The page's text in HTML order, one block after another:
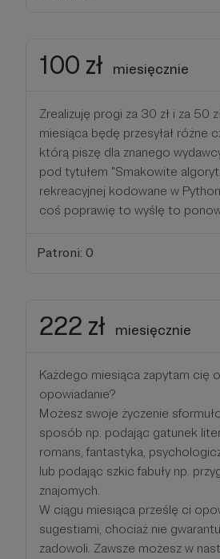
100 zł miesięcznie
Zrealizuję progi za 30 zł i za 50
miesiąca będę przesyłał różne
którą piszę dla znanego
pod tytułem "Smakowite
rekreacyjnej kodowane w
coś poprawię to wyślę to
Patroni: 0
222 zł miesięcznie
Każdego miesiąca zapytam cię
opowiadanie?
Możesz swoje życzenie
sposób np. podając gatunek
romans, fantastyka,
lub podając szkic fabuły np.
znajomych.
W ciągu miesiąca prześlę ci
sugestiami, chociaż nie
zadowoli. Zawsze możesz w